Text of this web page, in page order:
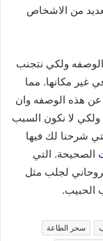
من الاشخاص
ولكي نتجنب
غير مكانها. مما
هذه الوصفه وان
ولكي لا نكون السبب
شرحنا لك فيها
الصحيحة. التي
لجلب مثل
الحبيب.
سحر الطاعة